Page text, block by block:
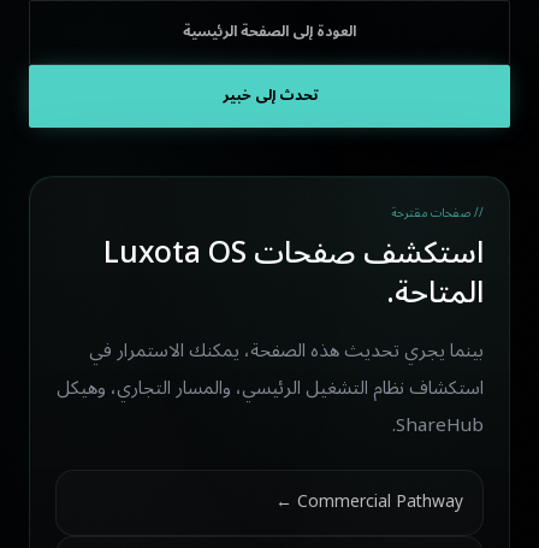
العودة إلى الصفحة الرئيسية
تحدث إلى خبير
// صفحات مقترحة
استكشف صفحات Luxota OS
المتاحة.
بينما يجري تحديث هذه الصفحة، يمكنك الاستمرار في
استكشاف نظام التشغيل الرئيسي، والمسار التجاري، وهيكل
ShareHub.
Commercial Pathway ←